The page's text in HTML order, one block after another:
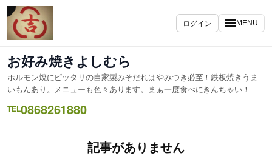
内
容
を
キ
ッ
プ
ログイン MENU
お好み焼きよしむら
ホルモン焼にピッタリの自家製みそだれはやみつき必至！鉄板焼きうま
いもんあり。メニューも色々あります。まぁ一度食べにきんちゃい！
TEL0868261880
記事がありません